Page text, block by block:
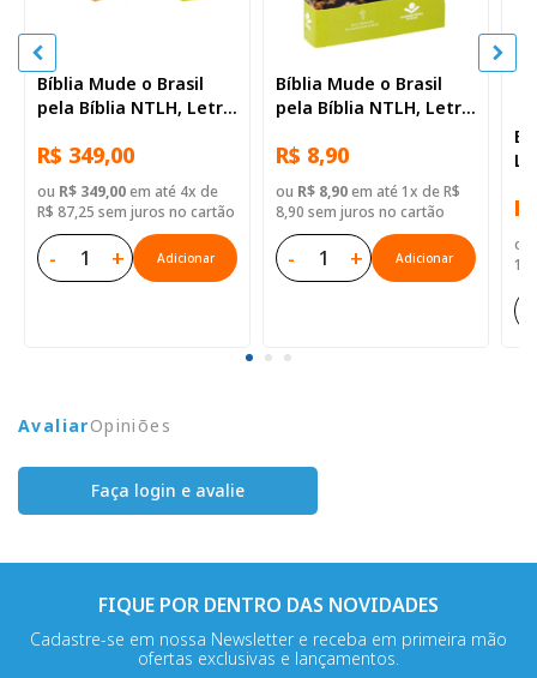
Bíblia Mude o Brasil
pela Bíblia NTLH, Letra
— 52 Biblias
R$ 349,00
ou R$ 349,00em até 4x de
R$ 87,25 sem juros no cartão
- + Adicionar
Bíblia Mude o Brasil
pela Bíblia NTLH, Letra
Ilustrada: Verde claro
R$ 8,90
ou R$ 8,90em até 1x de R$
8,90 sem juros no cartão
- + Adicionar
ou
AvaliarOpiniões
Faça login e avalie
FIQUE POR DENTRO DAS NOVIDADES
Cadastre-se em nossa Newsletter e receba em primeira mão
ofertas exclusivas e lançamentos.